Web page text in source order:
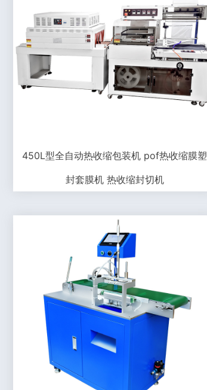
450L型全自动热收缩包装机 pof热收缩膜塑
封套膜机 热收缩封切机